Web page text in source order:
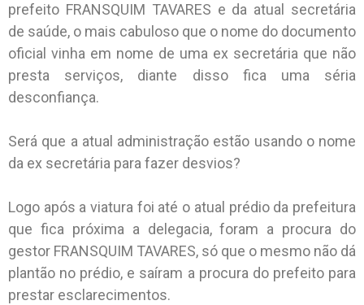
prefeito FRANSQUIM TAVARES e da atual secretária
de saúde, o mais cabuloso que o nome do documento
oficial vinha em nome de uma ex secretária que não
presta serviços, diante disso fica uma séria
desconfiança.
Será que a atual administração estão usando o nome
da ex secretária para fazer desvios?
Logo após a viatura foi até o atual prédio da prefeitura
que fica próxima a delegacia, foram a procura do
gestor FRANSQUIM TAVARES, só que o mesmo não dá
plantão no prédio, e saíram a procura do prefeito para
prestar esclarecimentos.